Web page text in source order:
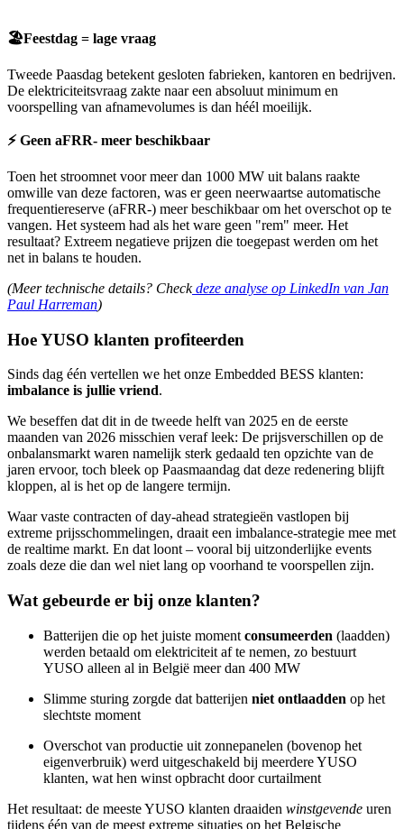
🏖️Feestdag = lage vraag
Tweede Paasdag betekent gesloten fabrieken, kantoren en bedrijven.
De elektriciteitsvraag zakte naar een absoluut minimum en
voorspelling van afnamevolumes is dan héél moeilijk.
⚡️ Geen aFRR- meer beschikbaar
Toen het stroomnet voor meer dan 1000 MW uit balans raakte
omwille van deze factoren, was er geen neerwaartse automatische
frequentiereserve (aFRR-) meer beschikbaar om het overschot op te
vangen. Het systeem had als het ware geen "rem" meer. Het
resultaat? Extreem negatieve prijzen die toegepast werden om het
net in balans te houden.
(Meer technische details? Check deze analyse op LinkedIn van Jan
Paul Harreman)
Hoe YUSO klanten profiteerden
Sinds dag één vertellen we het onze Embedded BESS klanten:
imbalance is jullie vriend.
We beseffen dat dit in de tweede helft van 2025 en de eerste
maanden van 2026 misschien veraf leek: De prijsverschillen op de
onbalansmarkt waren namelijk sterk gedaald ten opzichte van de
jaren ervoor, toch bleek op Paasmaandag dat deze redenering blijft
kloppen, al is het op de langere termijn.
Waar vaste contracten of day-ahead strategieën vastlopen bij
extreme prijsschommelingen, draait een imbalance-strategie mee met
de realtime markt. En dat loont – vooral bij uitzonderlijke events
zoals deze die dan wel niet lang op voorhand te voorspellen zijn.
Wat gebeurde er bij onze klanten?
Batterijen die op het juiste moment consumeerden (laadden)
werden betaald om elektriciteit af te nemen, zo bestuurt
YUSO alleen al in België meer dan 400 MW
Slimme sturing zorgde dat batterijen niet ontlaadden op het
slechtste moment
Overschot van productie uit zonnepanelen (bovenop het
eigenverbruik) werd uitgeschakeld bij meerdere YUSO
klanten, wat hen winst opbracht door curtailment
Het resultaat: de meeste YUSO klanten draaiden winstgevende uren
tijdens één van de meest extreme situaties op het Belgische